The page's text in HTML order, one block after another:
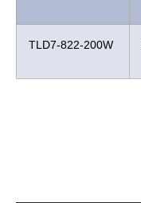
TLD7-822-200W